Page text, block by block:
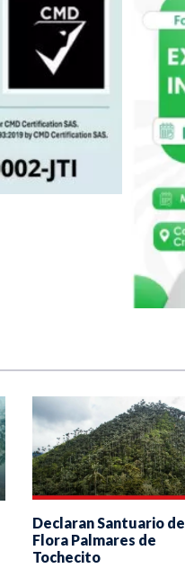
Declaran Santuario de
Flora Palmares de
Tochecito